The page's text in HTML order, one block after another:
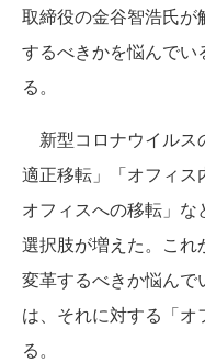
取締役の金谷智浩氏
するべきかを悩んで
る。
新型コロナウイルス
適正移転」「オフィ
オフィスへの移転」
選択肢が増えた。こ
変革するべきか悩ん
は、それに対する「
る。